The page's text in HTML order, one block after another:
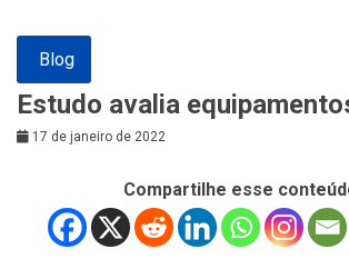
Blog
Estudo avalia
17 de janeiro de 2022
Compartilhe esse